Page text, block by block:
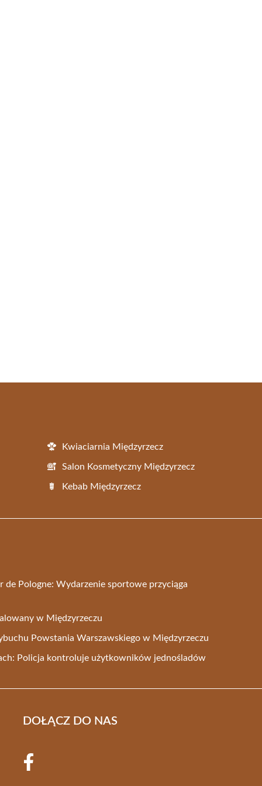
Kwiaciarnia Międzyrzecz
Salon Kosmetyczny Międzyrzecz
Kebab Międzyrzecz
de Pologne: Wydarzenie sportowe przyciąga
w Międzyrzeczu
Powstania Warszawskiego w Międzyrzeczu
Policja kontroluje użytkowników jednośladów
DOŁĄCZ DO NAS